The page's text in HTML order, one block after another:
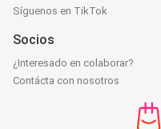
Síguenos en TikTok
Socios
¿Interesado en colaborar?
Contácta con nosotros